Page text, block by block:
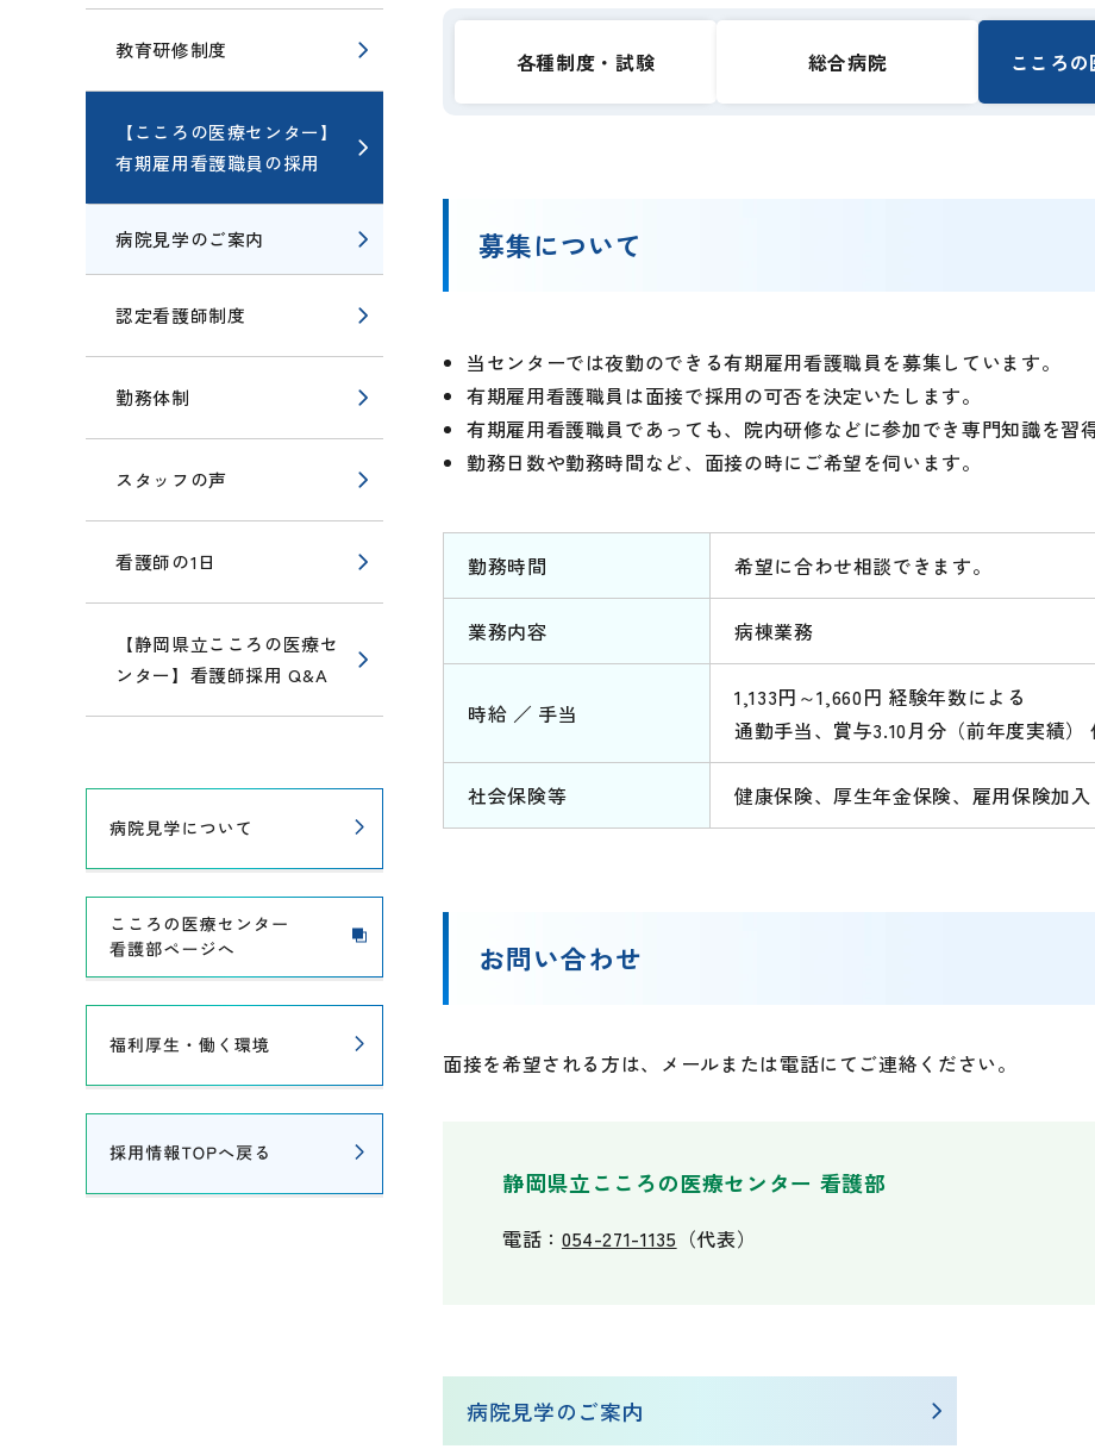
各種制度・試験 総合病院 こころ
募集について
当センターでは夜勤のできる有期雇用看護職員を募集しています。
有期雇用看護職員は面接で採用の可否を決定いたします。
有期雇用看護職員であっても、院内研修などに参加でき専門知識を習
勤務日数や勤務時間など、面接の時にご希望を伺います。
勤務時間 希望に合わせ相談できます。
業務内容 病棟業務
時給 ／ 手当
1,133円～1,660円 経験年数による
通勤手当、賞与3.10月分（前年度実績）
社会保険等 健康保険、厚生年金保険、雇用保険加入
お問い合わせ
面接を希望される方は、メールまたは電話にてご連絡ください。
静岡県立こころの医療センター 看護部
電話： 054-271-1135 （代表）
病院見学のご案内
教育研修制度
【こころの医療センター】
有期雇用看護職員の採用
病院見学のご案内
認定看護師制度
勤務体制
スタッフの声
看護師の1日
【静岡県立こころの医療セ
ンター】看護師採用 Q&A